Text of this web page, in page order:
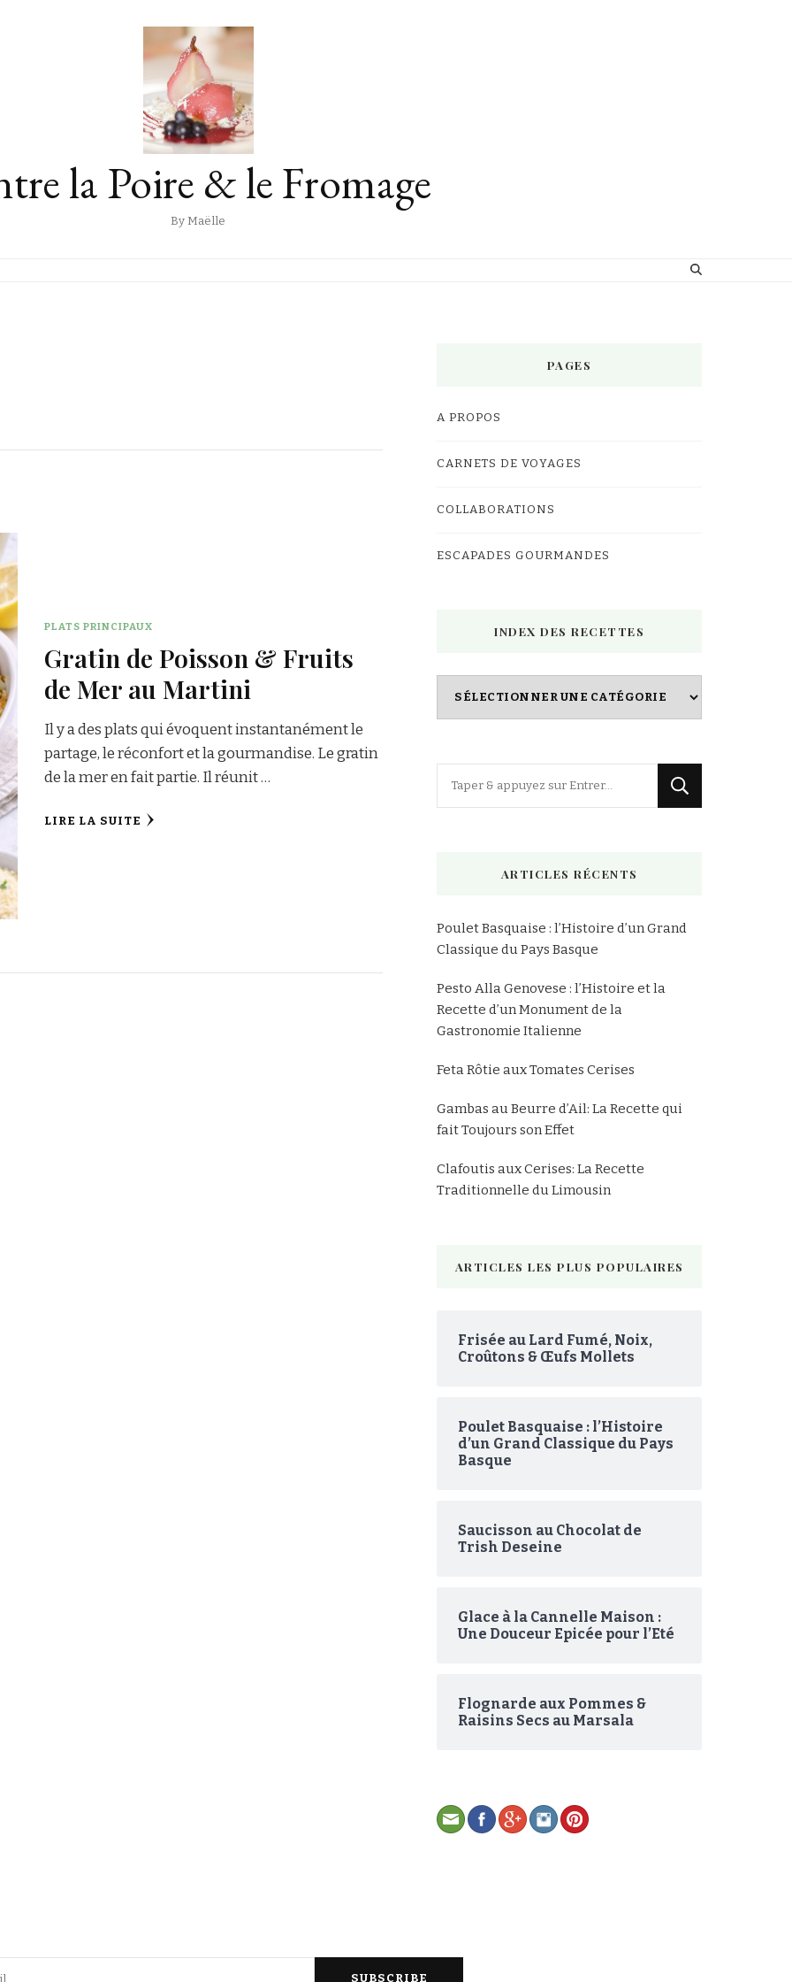
la Poire & le Fromage
By Maëlle
PLATS PRINCIPAUX
Gratin de Poisson & Fruits
de Mer au Martini
Il y a des plats qui évoquent instantanément le
partage, le réconfort et la gourmandise. Le gratin
de la mer en fait partie. Il réunit …
LIRE LA SUITE
PAGES
A PROPOS
CARNETS DE VOYAGES
COLLABORATIONS
ESCAPADES GOURMANDES
INDEX DES RECETTES
Index
ARTICLES RÉCENTS
Poulet Basquaise : l’Histoire d’un Grand
Classique du Pays Basque
Pesto Alla Genovese : l’Histoire et la
Recette d’un Monument de la
Gastronomie Italienne
Feta Rôtie aux Tomates Cerises
Gambas au Beurre d’Ail: La Recette qui
fait Toujours son Effet
Clafoutis aux Cerises: La Recette
Traditionnelle du Limousin
ARTICLES LES PLUS POPULAIRES
Frisée au Lard Fumé, Noix,
Croûtons & Œufs Mollets
Poulet Basquaise : l’Histoire
d’un Grand Classique du Pays
Basque
Saucisson au Chocolat de
Trish Deseine
Glace à la Cannelle Maison :
Une Douceur Epicée pour l’Eté
Flognarde aux Pommes &
Raisins Secs au Marsala